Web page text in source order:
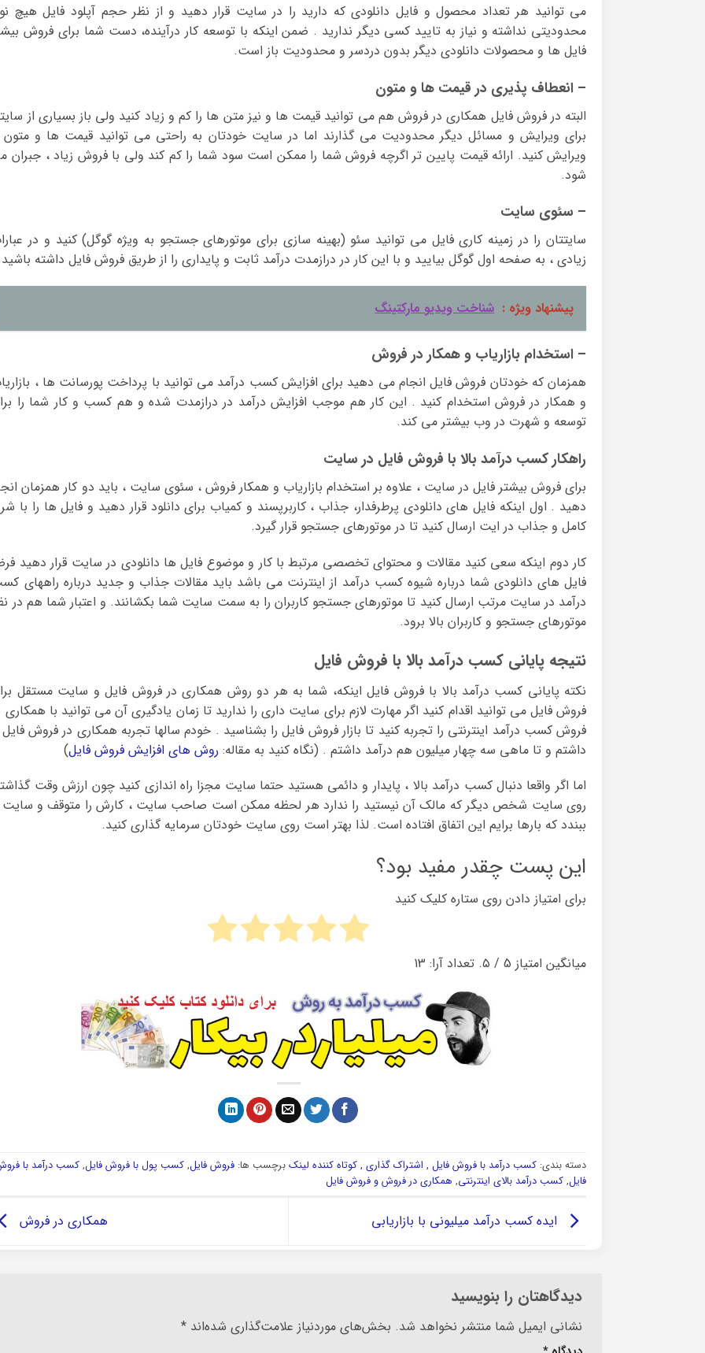
می توانید هر تعداد محصول و فایل دانلودی که دارید را در سایت قرار دهید و از نظر حجم آپلود فایل هیچ
محدودیتی نداشته و نیاز به تایید کسی دیگر ندارید . ضمن اینکه با توسعه کار درآینده، دست شما برای فروش
فایل ها و محصولات دانلودی دیگر بدون دردسر و محدودیت باز است.
– انعطاف پذیری در قیمت ها و متون
البته در فروش فایل همکاری در فروش هم می توانید قیمت ها و نیز متن ها را کم و زیاد کنید ولی باز بسیاری از
برای ویرایش و مسائل دیگر محدودیت می گذارند اما در سایت خودتان به راحتی می توانید قیمت ها و متون
ویرایش کنید. ارائه قیمت پایین تر اگرچه فروش شما را ممکن است سود شما را کم کند ولی با فروش زیاد ، جبران
شود.
– سئوی سایت
سایتتان را در زمینه کاری فایل می توانید سئو (بهینه سازی برای موتورهای جستجو به ویژه گوگل) کنید و در
زیادی ، به صفحه اول گوگل بیایید و با این کار در درازمدت درآمد ثابت و پایداری را از طریق فروش فایل داشته
پیشنهاد ویژه : شناخت ویدیو مارکتینگ
– استخدام بازاریاب و همکار در فروش
همزمان که خودتان فروش فایل انجام می دهید برای افزایش کسب درآمد می توانید با پرداخت پورسانت ها ،
و همکار در فروش استخدام کنید . این کار هم موجب افزایش درآمد در درازمدت شده و هم کسب و کار شما را
توسعه و شهرت در وب بیشتر می کند.
راهکار کسب درآمد بالا با فروش فایل در سایت
برای فروش بیشتر فایل در سایت ، علاوه بر استخدام بازاریاب و همکار فروش ، سئوی سایت ، باید دو کار همزمان
دهید . اول اینکه فایل های دانلودی پرطرفدار، جذاب ، کاربرپسند و کمیاب برای دانلود قرار دهید و فایل ها را با
کامل و جذاب در ایت ارسال کنید تا در موتورهای جستجو قرار گیرد.
کار دوم اینکه سعی کنید مقالات و محتوای تخصصی مرتبط با کار و موضوع فایل ها دانلودی در سایت قرار دهید
فایل های دانلودی شما درباره شیوه کسب درآمد از اینترنت می باشد باید مقالات جذاب و جدید درباره راههای
درآمد در سایت مرتب ارسال کنید تا موتورهای جستجو کاربران را به سمت سایت شما بکشانند. و اعتبار شما هم در
موتورهای جستجو و کاربران بالا برود.
نتیجه پایانی کسب درآمد بالا با فروش فایل
نکته پایانی کسب درآمد بالا با فروش فایل اینکه، شما به هر دو روش همکاری در فروش فایل و سایت مستقل
فروش فایل می توانید اقدام کنید اگر مهارت لازم برای سایت داری را ندارید تا زمان یادگیری آن می توانید با همکاری
فروش کسب درآمد اینترنتی را تجربه کنید تا بازار فروش فایل را بشناسید . خودم سالها تجربه همکاری در فروش فایل
داشتم و تا ماهی سه چهار میلیون هم درآمد داشتم . (نگاه کنید به مقاله: روش های افزایش فروش فایل)
اما اگر واقعا دنبال کسب درآمد بالا ، پایدار و دائمی هستید حتما سایت مجزا راه اندازی کنید چون ارزش وقت
روی سایت شخص دیگر که مالک آن نیستید را ندارد هر لحظه ممکن است صاحب سایت ، کارش را متوقف و سایت
ببندد که بارها برایم این اتفاق افتاده است. لذا بهتر است روی سایت خودتان سرمایه گذاری کنید.
این پست چقدر مفید بود؟
برای امتیاز دادن روی ستاره کلیک کنید
میانگین امتیاز 5/ ۵. تعداد آرا: 13
دسته بندی: کسب درآمد با فروش فایل , اشتراک گذاری , کوتاه کننده لینکبرچسب ها: فروش فایل, کسب پول با فروش فایل,کسب درآمد با
فایل, کسب درآمد بالای اینترنتی, همکاری در فروش و فروش فایل
ایده کسب درآمد میلیونی با بازاریابی همکاری در فروش
دیدگاهتان را بنویسید
نشانی ایمیل شما منتشر نخواهد شد. بخش‌های موردنیاز علامت‌گذاری شده‌اند * Alternative: